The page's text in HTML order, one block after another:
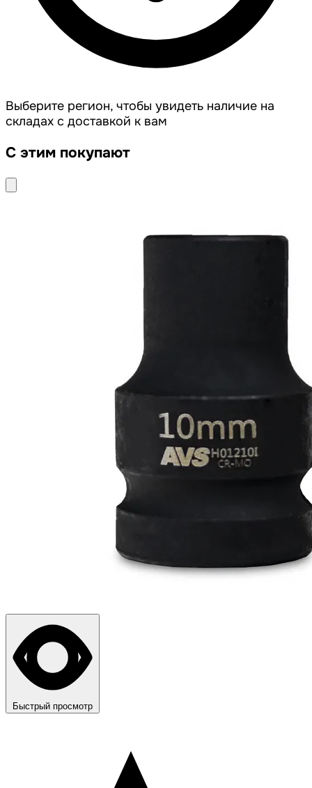
Выберите регион, чтобы увидеть наличие на
складах с доставкой к вам
С этим покупают
Быстрый просмотр